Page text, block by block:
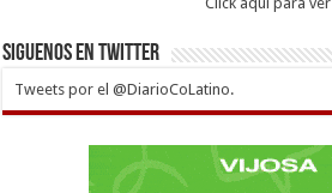
Siguenos en twitter
Tweets por el @DiarioCoLatino.